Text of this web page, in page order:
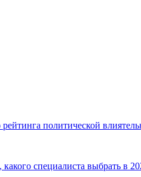
политической
специалиста выбрать в